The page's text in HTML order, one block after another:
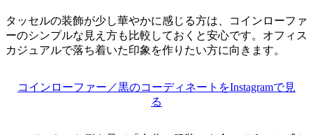
タッセルの装飾が少し華やかに感じる方は、コインローファ
ーのシンプルな見え方も比較しておくと安心です。オフィス
カジュアルで落ち着いた印象を作りたい方に向きます。
コインローファー／黒のコーディネートをInstagramで見
る